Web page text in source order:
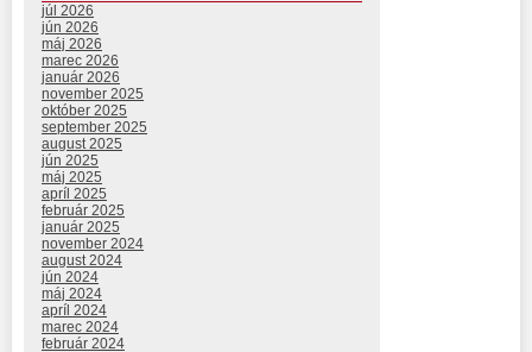
júl 2026
jún 2026
máj 2026
marec 2026
január 2026
november 2025
október 2025
september 2025
august 2025
jún 2025
máj 2025
apríl 2025
február 2025
január 2025
november 2024
august 2024
jún 2024
máj 2024
apríl 2024
marec 2024
február 2024